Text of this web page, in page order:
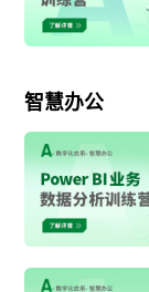
智慧办公